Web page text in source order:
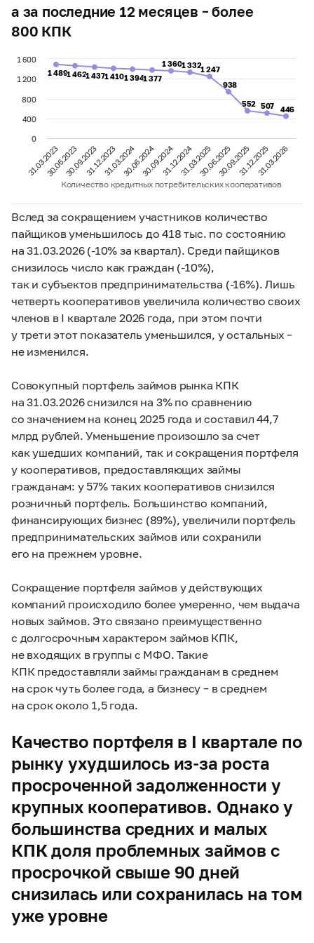
а за последние 12 месяцев – более
800 КПК
Количество кредитных потребительских кооперативов
1 489
1 4891 462
1 4621 437
1 4371 410
1 4101 394
1 3941 377
1 377
1 360
1 3601 332
1 3321 247
1 247
938
938
552
552 507
507 446
446
31.03.202330.06.202330.09.202331.12.202331.03.202430.06.202430.09.202431.12.202431.03.202530.06.202530.09.202531.12.202531.03.2026
0
400
800
1 200
1 600
Вслед за сокращением участников количество
пайщиков уменьшилось до 418 тыс. по состоянию
на 31.03.2026 (-10% за квартал). Среди пайщиков
снизилось число как граждан (-10%),
так и субъектов предпринимательства (-16%). Лишь
четверть кооперативов увеличила количество своих
членов в I квартале 2026 года, при этом почти
у трети этот показатель уменьшился, у остальных –
не изменился.
Совокупный портфель займов рынка КПК
на 31.03.2026 снизился на 3% по сравнению
со значением на конец 2025 года и составил 44,7
млрд рублей. Уменьшение произошло за счет
как ушедших компаний, так и сокращения портфеля
у кооперативов, предоставляющих займы
гражданам: у 57% таких кооперативов снизился
розничный портфель. Большинство компаний,
финансирующих бизнес (89%), увеличили портфель
предпринимательских займов или сохранили
его на прежнем уровне.
Сокращение портфеля займов у действующих
компаний происходило более умеренно, чем выдача
новых займов. Это связано преимущественно
с долгосрочным характером займов КПК,
не входящих в группы с МФО. Такие
КПК предоставляли займы гражданам в среднем
на срок чуть более года, а бизнесу – в среднем
на срок около 1,5 года.
Качество портфеля в I квартале по
рынку ухудшилось из-за роста
просроченной задолженности у
крупных кооперативов. Однако у
большинства средних и малых
КПК доля проблемных займов с
просрочкой свыше 90 дней
снизилась или сохранилась на том
уже уровне